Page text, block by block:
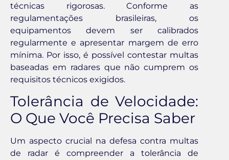
técnicas rigorosas. Conforme as
regulamentações brasileiras, os
equipamentos devem ser calibrados
regularmente e apresentar margem de erro
mínima. Por isso, é possível contestar multas
baseadas em radares que não cumprem os
requisitos técnicos exigidos.
Tolerância de Velocidade:
O Que Você Precisa Saber
Um aspecto crucial na defesa contra multas
de radar é compreender a tolerância de